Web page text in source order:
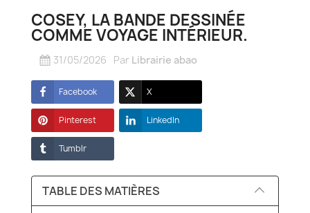
COSEY, LA BANDE DESSINÉE
COMME VOYAGE INTÉRIEUR.
31/05/2026 Par Librairie abao
Facebook X
Pinterest LinkedIn
Tumblr
TABLE DES MATIÈRES